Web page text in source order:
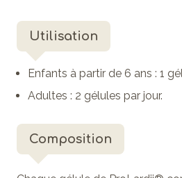
Utilisation
Enfants à partir de 6 ans : 1
Adultes : 2 gélules par jour.
Composition